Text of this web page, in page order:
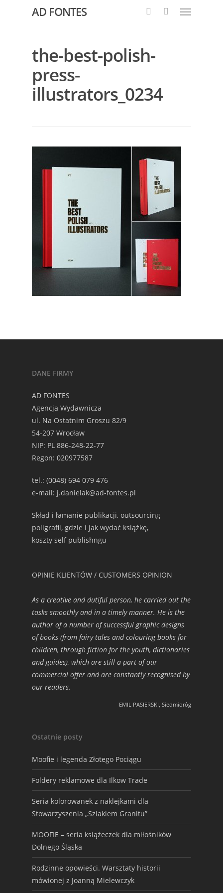
AD FONTES
the-best-polish-
press-
illustrators_0234
DANE FIRMY
AD FONTES
Agencja Wydawnicza
ul. Na Ostatnim Groszu 82/9
54-207 Wrocław
NIP: PL 886-248-22-77
Regon: 020977587
tel.: (0048) 694 079 476
e-mail: j.danielak@ad-fontes.pl
Skład i łamanie publikacji, outsourcing
poligrafii, gdzie i jak wydać książkę,
koszty self publishngu
OPINIE KLIENTÓW / CUSTOMERS OPINION
As a creative and dutiful person, he carried out the
tasks smoothly and in a timely manner. He is the
author of a number of successful graphic designs
of books (from fairy tales and colouring books for
children, through fiction for the youth, dictionaries
and guides), which are still a part of our
commercial offer and are constantly recognised by
our readers.
EMIL PASIERSKI, Siedmioróg
Ostatnie posty
Moofie i legenda Złotego Pociągu
Foldery reklamowe dla Ilkow Trade
Seria kolorowanek z naklejkami dla
Stowarzyszenia „Szlakiem Granitu”
MOOFIE – seria książeczek dla miłośników
Dolnego Śląska
Rodzinne opowieści. Warsztaty historii
mówionej z Joanną Mielewczyk